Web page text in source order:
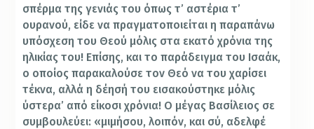
σπέρμα της γενιάς του όπως τ’ αστέρια τ’
ουρανού, είδε να πραγματοποιείται η παραπάνω
υπόσχεση του Θεού μόλις στα εκατό χρόνια της
ηλικίας του! Επίσης, και το παράδειγμα του Ισαάκ,
ο οποίος παρακαλούσε τον Θεό να του χαρίσει
τέκνα, αλλά η δέησή του εισακούστηκε μόλις
ύστερα’ από είκοσι χρόνια! Ο μέγας Βασίλειος σε
συμβουλεύει: «μιμήσου, λοιπόν, και σύ, αδελφέ